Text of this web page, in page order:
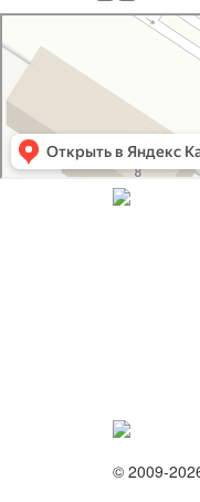
Питомник растений в Москве
Садовый центр в Москве
© 2009-